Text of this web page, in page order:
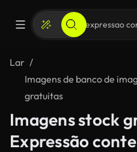
Lar
Imagens de banco de
gratuitas
Imagens stock
Expressão